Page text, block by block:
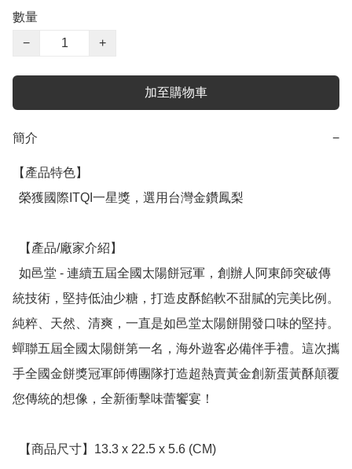
數量
−
+
加至購物車
簡介 −
【產品特色】
統技術，堅持低油少糖，打造皮酥餡軟不甜膩的完美比例。
純粹、天然、清爽，一直是如邑堂太陽餅開發口味的堅持。
蟬聯五屆全國太陽餅第一名，海外遊客必備伴手禮。這次攜
手全國金餅獎冠軍師傅團隊打造超熱賣黃金創新蛋黃酥顛覆
您傳統的想像，全新衝擊味蕾饗宴！